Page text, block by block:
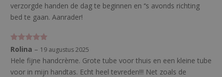
verzorgde handen de dag te beginnen en ‘‘s avonds richting
bed te gaan. Aanrader!
Gewaardeerd
5uit 5
Rolina – 19 augustus 2025
Hele fijne handcrème. Grote tube voor thuis en een kleine tube
voor in mijn handtas. Echt heel tevreden!!! Net zoals de